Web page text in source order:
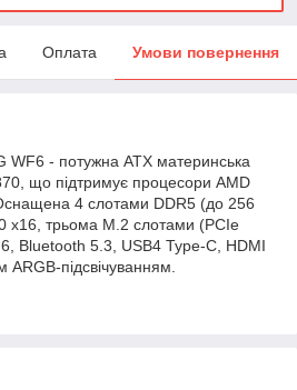
Оплата Умови повернення
WF6 - потужна ATX материнська
що підтримує процесори AMD
4 слотами DDR5 (до 256
x16, трьома M.2 слотами (PCIe
Bluetooth 5.3, USB4 Type-C, HDMI
підсвічуванням.